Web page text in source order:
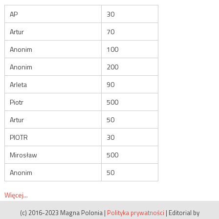
AP
30
Artur
70
Anonim
100
Anonim
200
Arleta
90
Piotr
500
Artur
50
PIOTR
30
Mirosław
500
Anonim
50
Więcej...
(c) 2016-2023 Magna Polonia | Polityka prywatności | Editorial by